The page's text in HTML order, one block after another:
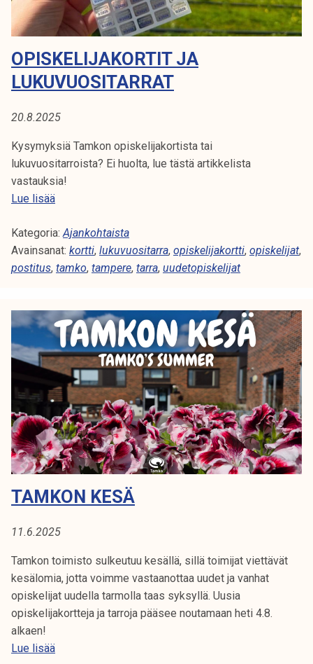
OPISKELIJAKORTIT JA
LUKUVUOSITARRAT
20.8.2025
Kysymyksiä Tamkon opiskelijakortista tai
lukuvuositarroista? Ei huolta, lue tästä artikkelista
vastauksia!
Lue lisääO
i
s
k
i
j
a
k
o
t
i
t
j
a
u
u
v
u
o
i
Kategoria:Ajankohtaista
Avainsanat: kortti, lukuvuositarra, opiskelijakortti, opiskelijat,
postitus, tamko, tampere, tarra, uudetopiskelijat
TAMKON KESÄ
11.6.2025
Tamkon toimisto sulkeutuu kesällä, sillä toimijat viettävät
kesälomia, jotta voimme vastaanottaa uudet ja vanhat
opiskelijat uudella tarmolla taas syksyllä. Uusia
opiskelijakortteja ja tarroja pääsee noutamaan heti 4.8.
alkaen!
Lue lisääT